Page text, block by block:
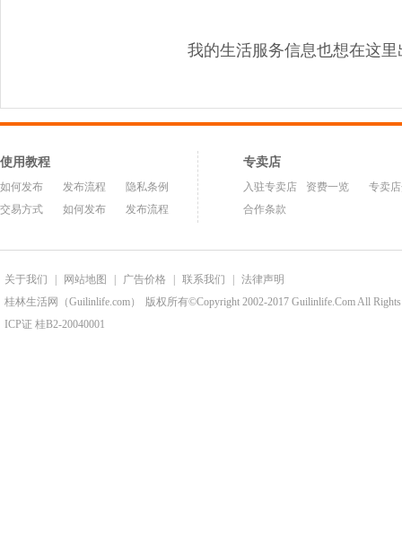
我的生活服务信息也想在这里
使用教程
如何发布 发布流程
隐私条例
交易方式
如何发布 发布流程
专卖店
入驻专卖店 资费一览
专卖
合作条款
关于我们 网站地图 广告价格 联系我们
法律声明
桂林生活网（Guilinlife.com）
版权所有©Copyright 2002-2017 Guilinlife.Com All Rights
ICP证 桂B2-20040001